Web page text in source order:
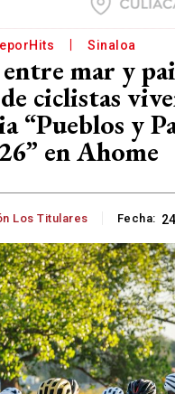
Sinaloa
mar y
ciclistas
“Pueblos y
en Ahome
Los Titulares Fecha: